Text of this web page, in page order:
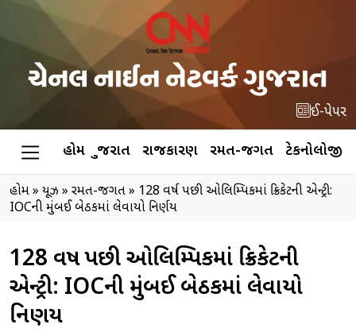
ઈ-પેપર
હોમ ગુજરાત રાજકારણ રમત-જગત ટેકનોલોજી
હોમ» ન્યૂઝ » રમત-જગત» 128 વર્ષ પછી ઓલિમ્પિકમાં ક્રિકેટની એન્ટ્રી:
IOCની મુંબઈ બેઠકમાં લેવાયો નિર્ણય
128 વર્ષ પછી ઓલિમ્પિકમાં ક્રિકેટની
એન્ટ્રી: IOCની મુંબઈ બેઠકમાં લેવાયો
નિર્ણય